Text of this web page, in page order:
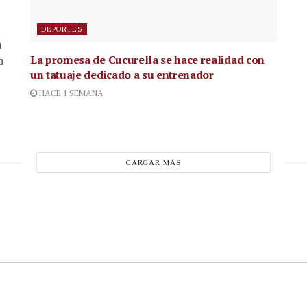
DEPORTES
La promesa de Cucurella se hace realidad con
un tatuaje dedicado a su entrenador
HACE 1 SEMANA
CARGAR MÁS